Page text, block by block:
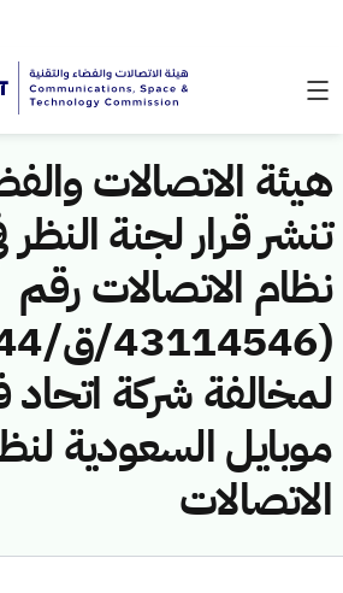
هيئة الاتصالات
تنشر قرار لجنة
نظام الاتصالات رقم
لمخالفة شركة
موبايل السعودية
الاتصالات